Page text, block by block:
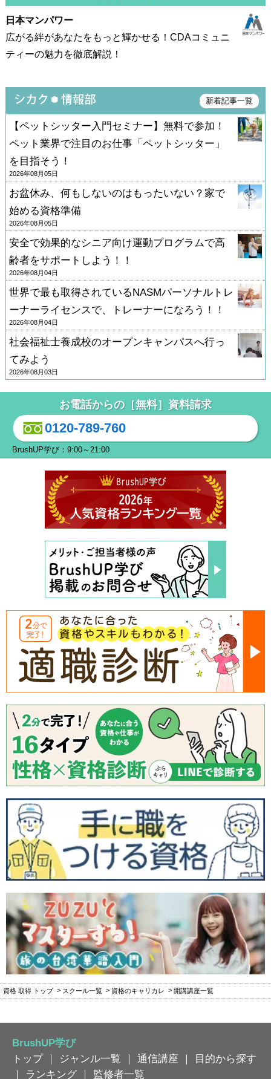
日本マンパワー
広がる絆があなたをもっと輝かせる！CDAコミュニ
ティーの魅力を徹底解説！
新着記事一覧
【ペットシッター入門セミナー】無料で参加！
ペット業界で注目のお仕事「ペットシッター」
を目指そう！
2026年08月05日
お盆休み、何もしないのはもったいない？家で
始める資格準備
2026年08月05日
安全で効果的なシニア向け運動プログラムで高
齢者をサポートしよう！！
2026年08月04日
世界で最も取得されているNASMパーソナルトレ
ーナーライセンスで、トレーナーになろう！！
2026年08月04日
社会福祉士養成校のオープンキャンパスへ行っ
てみよう
2026年08月03日
お電話からの［無料］資料請求
0120-789-760
BrushUP学び：9:00～21:00
資格 取得 トップ スクール一覧 資格のキャリカレ 開講講座一覧
BrushUP学び
トップ｜ ジャンル一覧 ｜ 通信講座 ｜
目的から探す
｜
ランキング ｜ 監修者一覧